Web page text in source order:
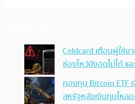
Coldcard เตือนผู้ใช้
ช่องโหว่ยังอุดไม่ได้ แล
กองทุน Bitcoin ETF
สหรัฐหลังเงินทุนไหล